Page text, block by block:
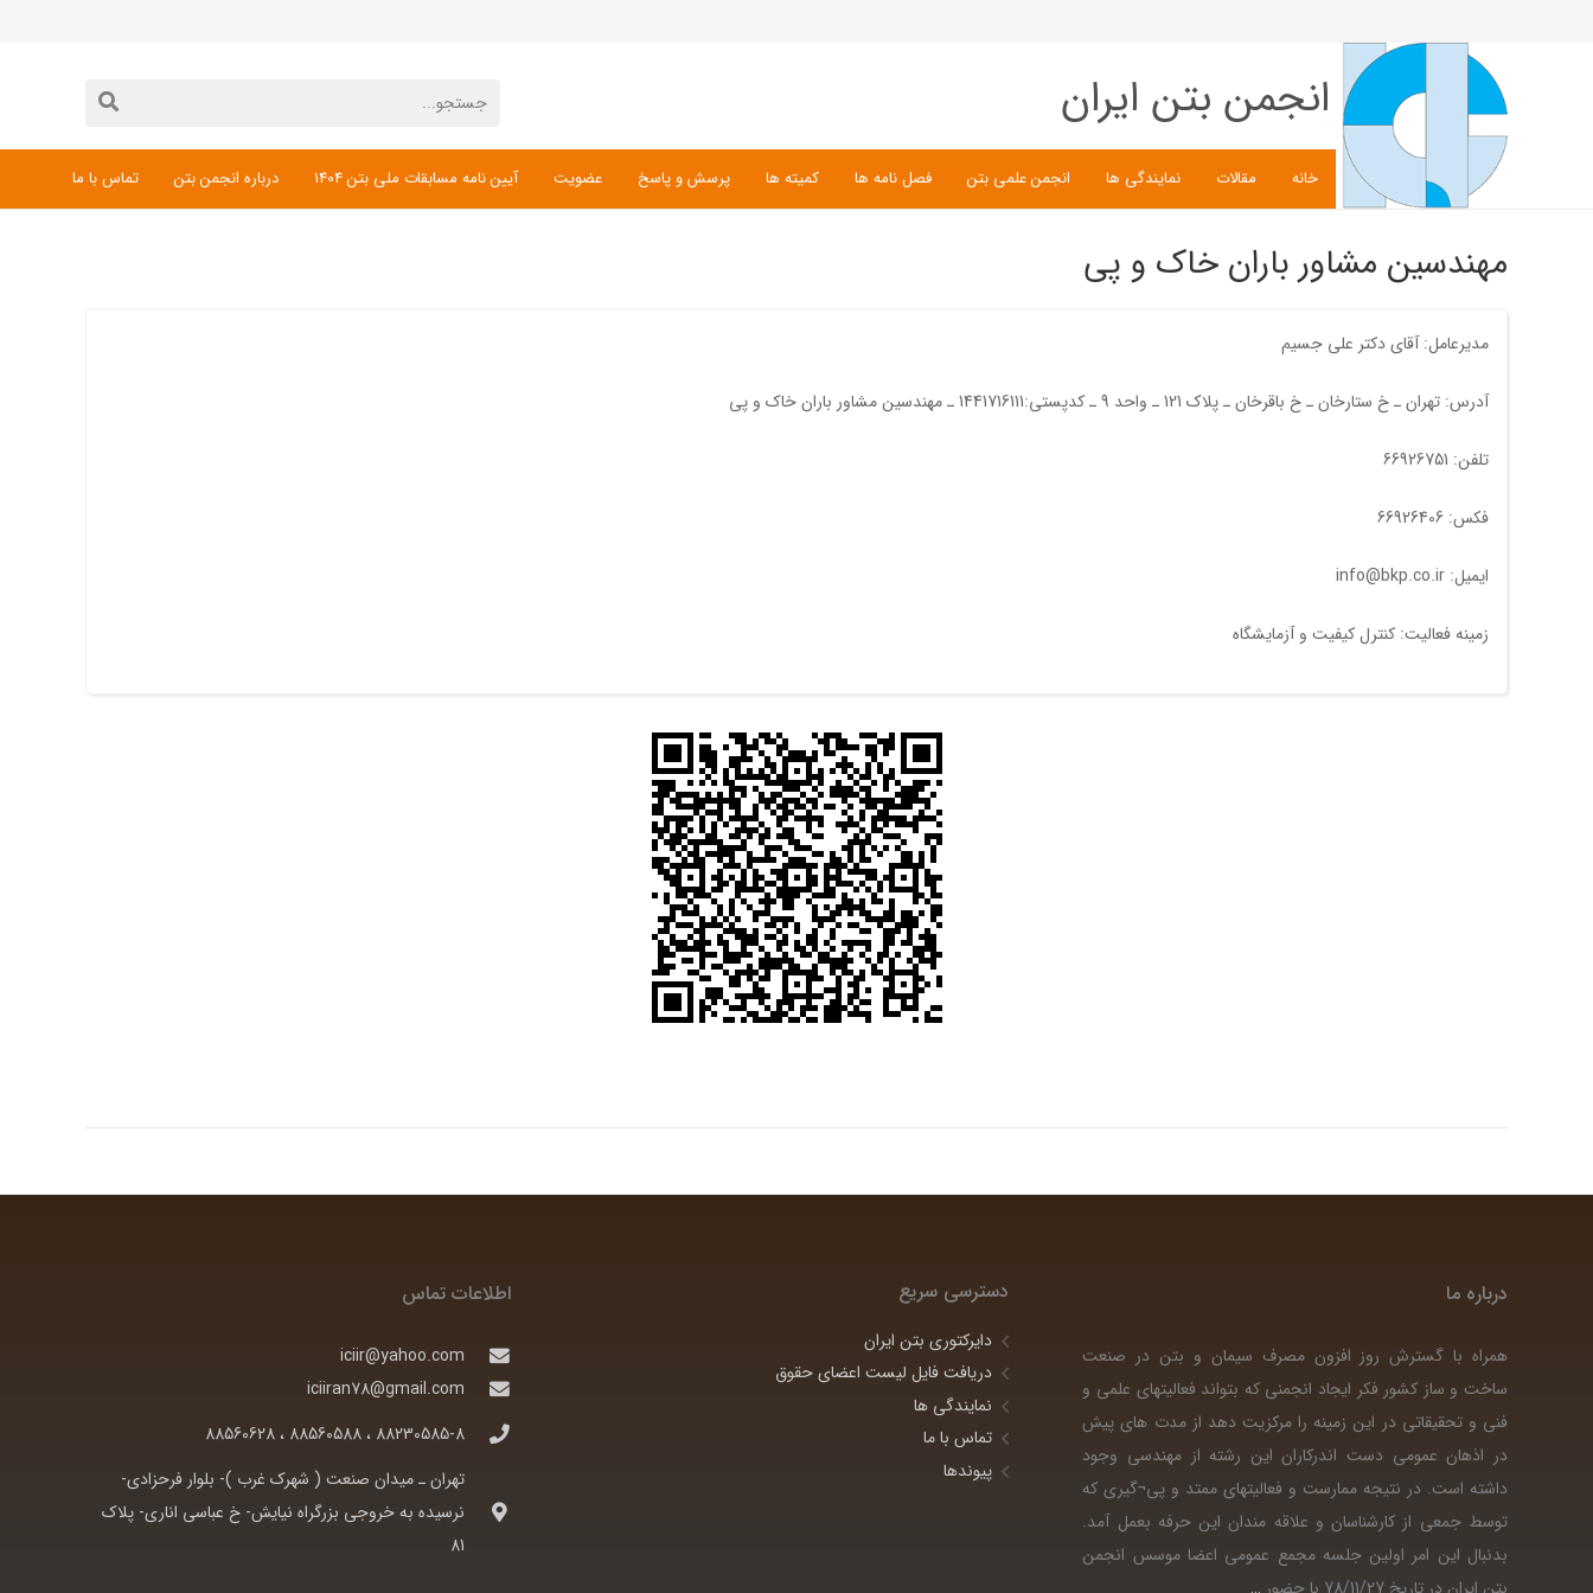
انجمن بتن ایران
خانه مقالات نمایندگی ها انجمن علمی بتن فصل نامه ها کمیته ها پرسش و پاسخ عضویت آیین نامه مسابقات ملی بتن 1404 درباره انجمن بتن تماس با ما
مهندسین مشاور باران خاک و پی
مدیرعامل: آقای دکتر علی جسیم
آدرس: تهران ـ خ ستارخان ـ خ باقرخان ـ پلاک 121 ـ واحد 9 ـ کدپستی:1441716111 ـ مهندسین مشاور باران خاک و پی
تلفن: 66926751
فکس: 66926406
ایمیل: info@bkp.co.ir
زمینه فعالیت: کنترل کیفیت و آزمایشگاه
درباره ما
همراه با گسترش روز افزون مصرف سیمان و بتن در صنعت
ساخت و ساز کشور فکر ایجاد انجمنی که بتواند فعالیتهای علمی و
فنی و تحقیقاتی در این زمینه را مرکزیت دهد از مدت های پیش
در اذهان عمومی دست اندرکاران این رشته از مهندسی وجود
داشته است. در نتیجه ممارست و فعالیتهای ممتد و پی¬گیری که
توسط جمعی از کارشناسان و علاقه مندان این حرفه بعمل آمد.
بدنبال این امر اولین جلسه مجمع عمومی اعضا موسس انجمن
دسترسی سریع
دایرکتوری بتن ایران
دریافت فایل لیست اعضای حقوق
نمایندگی ها
تماس با ما
پیوندها
اطلاعات تماس
iciir@yahoo.com
iciiran78@gmail.com
88230585-8 ، 88560588 ، 88560628
تهران ـ ميدان صنعت ( شهرک غرب )- بلوار فرحزادی-
نرسيده به خروجی بزرگراه نيايش- خ عباسی اناری- پلاک
81